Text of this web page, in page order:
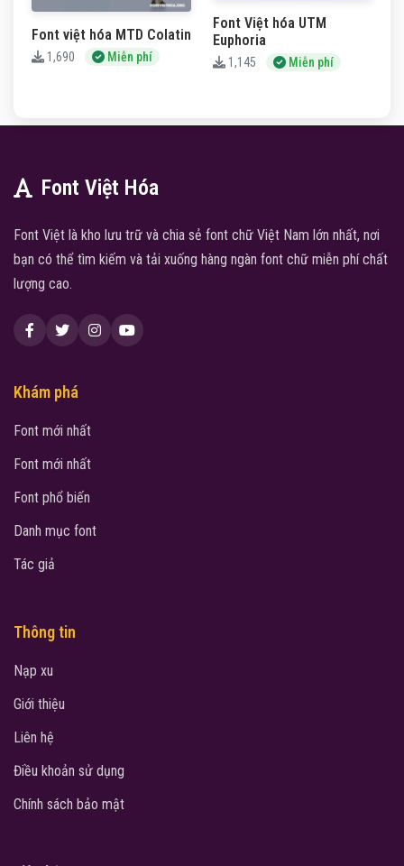
Font việt hóa MTD Colatin
1,690 Miễn phí
Font Việt hóa UTM
Euphoria
1,145 Miễn phí
Font Việt Hóa
Font Việt là kho lưu trữ và chia sẻ font chữ Việt Nam lớn nhất, nơi
bạn có thể tìm kiếm và tải xuống hàng ngàn font chữ miễn phí chất
lượng cao.
Khám phá
Font mới nhất
Font mới nhất
Font phổ biến
Danh mục font
Tác giả
Thông tin
Nạp xu
Giới thiệu
Liên hệ
Điều khoản sử dụng
Chính sách bảo mật